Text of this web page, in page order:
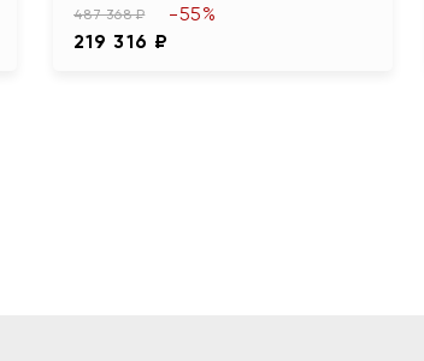
487 368 ₽
219 316 ₽
-55%